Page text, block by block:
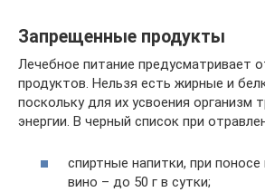
Запрещенные продукты
Лечебное питание предусматривает
продуктов. Нельзя есть жирные и
поскольку для их усвоения организм
энергии. В черный список при
спиртные напитки, при
вино – до 50 г в сутки;